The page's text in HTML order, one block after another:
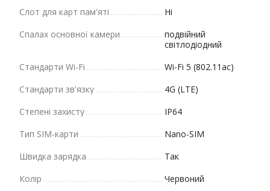
Слот для карт пам'яті
Ні
Спалах основної камери
подвійний
світлодіодний
Стандарти Wi-Fi
Wi-Fi 5 (802.11ac)
Стандарти зв'язку
4G (LTE)
Степені захисту
IP64
Тип SIM-карти
Nano-SIM
Швидка зарядка
Так
Колір
Червоний